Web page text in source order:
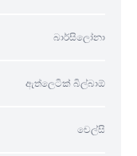
බාර්සිලෝනා
ඇත්ලෙටික් බිල්බාඕ
චෙල්සි